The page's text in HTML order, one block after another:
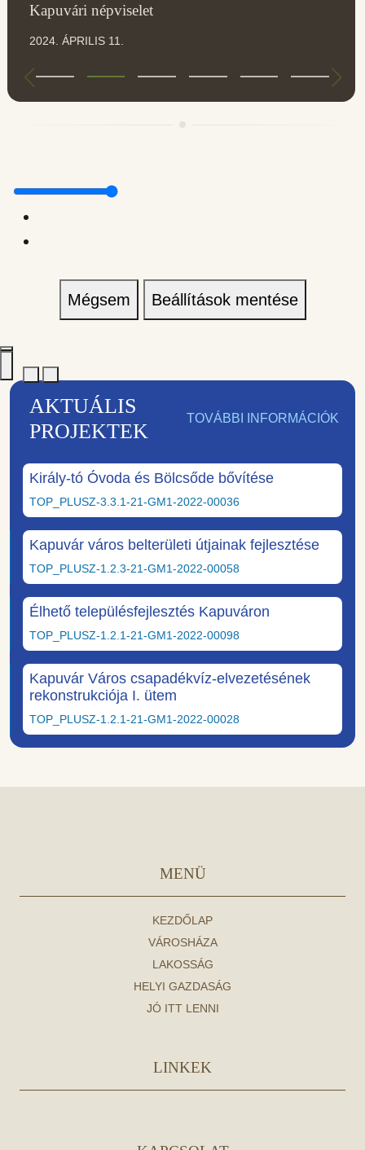
Kapuvári népviselet
2024. ÁPRILIS 11.
Mégsem Beállítások mentése
AKTUÁLIS
PROJEKTEK
TOVÁBBI INFORMÁCIÓK
Király-tó Óvoda és Bölcsőde bővítése
TOP_PLUSZ-3.3.1-21-GM1-2022-00036
Kapuvár város belterületi útjainak fejlesztése
TOP_PLUSZ-1.2.3-21-GM1-2022-00058
Élhető településfejlesztés Kapuváron
TOP_PLUSZ-1.2.1-21-GM1-2022-00098
Kapuvár Város csapadékvíz-elvezetésének
rekonstrukciója I. ütem
TOP_PLUSZ-1.2.1-21-GM1-2022-00028
MENÜ
KEZDŐLAP
VÁROSHÁZA
LAKOSSÁG
HELYI GAZDASÁG
JÓ ITT LENNI
LINKEK